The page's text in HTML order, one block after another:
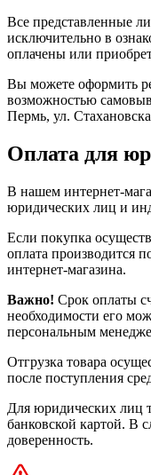
Все представленные
исключительно в
оплачены или
Вы можете оформить
возможностью
Пермь, ул.
Оплата для
В нашем интернет-
юридических лиц и
Если покупка
оплата производится
интернет-магазина.
Важно! Срок оплаты
необходимости его
персональным
Отгрузка товара
после поступления
Для юридических лиц
банковской картой. В
доверенность.